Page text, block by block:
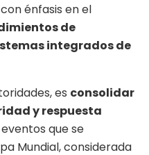
énfasis en el
de
integrados de
es consolidar
y respuesta
que se
Mundial, considerada